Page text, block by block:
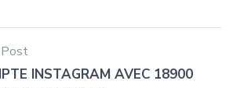
INSTAGRAM AVEC 18900